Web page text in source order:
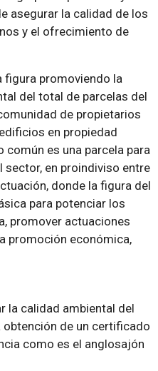
asegurar la calidad de los
y el ofrecimiento de
figura promoviendo la
del total de parcelas del
de propietarios
en propiedad
es una parcela para
en proindiviso entre
donde la figura del
para potenciar los
promover actuaciones
promoción económica,
la calidad ambiental del
de un certificado
como es el anglosajón